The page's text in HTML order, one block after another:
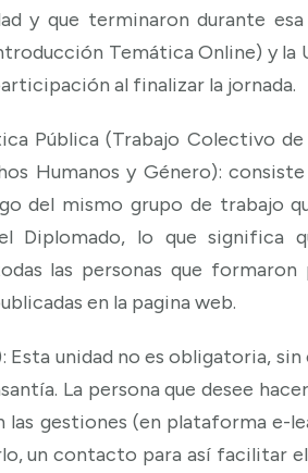
y que terminaron durante esa
Temática Online) y
al finalizar la jornada.
Pública (Trabajo Colectivo
Humanos y Género):
del mismo grupo de trabajo
Diplomado, lo que significa
las personas que
en la pagina web.
Esta unidad no es obligatoria,
La persona que desee
las gestiones (en plataforma e-
un contacto para así facilitar